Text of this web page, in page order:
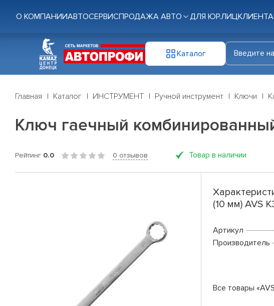
О КОМПАНИИАВТОСЕРВИСПРОДАЖА АВТО ДЛЯ ЮР.ЛИЦ
Каталог
Главная Каталог ИНСТРУМЕНТ Ручной инструмент Ключи
Ключ гаечный
Рейтинг 0.0 0 отзывов Товар в наличии
(10 мм) AVS
Артикул
Производитель
Все товары